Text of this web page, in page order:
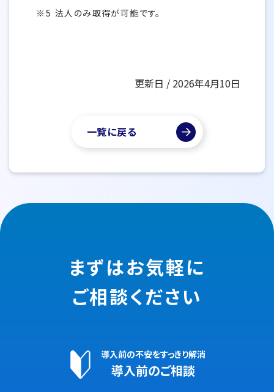
法人のみ取得が可能です。
更新日 / 2026年4月10日
一覧に戻る
まずはお気軽に
ご相談ください
導入前の不安をすっきり解消
導入前のご相談